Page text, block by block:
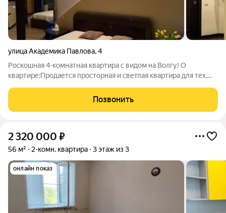
улица Академика Павлова,4
Роскошная 4-комнатная квартира с видом на Волгу! О
квартире:Продается просторная и светлая квартира для тех,
эксклюзивный дизайнерский ремонт с использованием
премиальных отделочных материалов. Интерьер
Позвонить
2 320 000 ₽
56 м² 2-комн. квартира 3 этаж из 3
онлайн показ